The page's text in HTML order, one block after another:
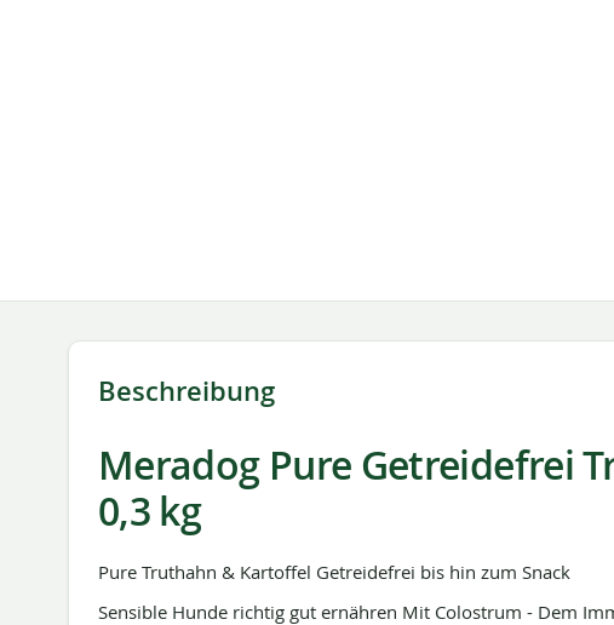
Beschreibung
Meradog Pure Getreidefrei
0,3 kg
Pure Truthahn & Kartoffel Getreidefrei bis hin zum Snack
Sensible Hunde richtig gut ernähren Mit Colostrum - Dem